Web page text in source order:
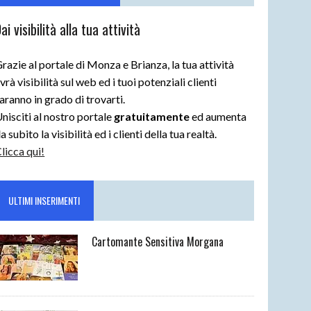
visibilità alla tua attività
al portale di Monza e Brianza, la tua attività
visibilità sul web ed i tuoi potenziali clienti
in grado di trovarti.
al nostro portale gratuitamenteed aumenta
subito la visibilità ed i clienti della tua realtà.
qui!
ULTIMI INSERIMENTI
Cartomante Sensitiva Morgana